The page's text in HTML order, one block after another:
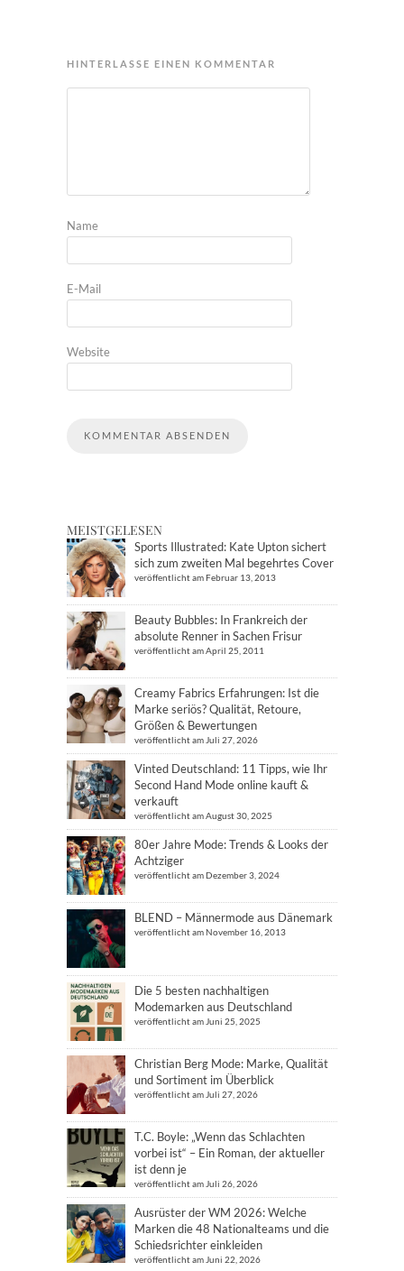
HINTERLASSE EINEN KOMMENTAR
Name
E-Mail
Website
MEISTGELESEN
Sports Illustrated: Kate Upton sichert
sich zum zweiten Mal begehrtes Cover
veröffentlicht am Februar 13, 2013
Beauty Bubbles: In Frankreich der
absolute Renner in Sachen Frisur
veröffentlicht am April 25, 2011
Creamy Fabrics Erfahrungen: Ist die
Marke seriös? Qualität, Retoure,
Größen & Bewertungen
veröffentlicht am Juli 27, 2026
Vinted Deutschland: 11 Tipps, wie Ihr
Second Hand Mode online kauft &
verkauft
veröffentlicht am August 30, 2025
80er Jahre Mode: Trends & Looks der
Achtziger
veröffentlicht am Dezember 3, 2024
BLEND – Männermode aus Dänemark
veröffentlicht am November 16, 2013
Die 5 besten nachhaltigen
Modemarken aus Deutschland
veröffentlicht am Juni 25, 2025
Christian Berg Mode: Marke, Qualität
und Sortiment im Überblick
veröffentlicht am Juli 27, 2026
T.C. Boyle: „Wenn das Schlachten
vorbei ist“ – Ein Roman, der aktueller
ist denn je
veröffentlicht am Juli 26, 2026
Ausrüster der WM 2026: Welche
Marken die 48 Nationalteams und die
Schiedsrichter einkleiden
veröffentlicht am Juni 22, 2026